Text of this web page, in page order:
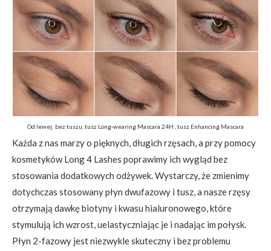
Od lewej: bez tuszu, tusz Long-wearing Mascara 24H , tusz Enhancing Mascara
Każda z nas marzy o pięknych, długich rzęsach, a przy pomocy
kosmetyków Long 4 Lashes poprawimy ich wygląd bez
stosowania dodatkowych odżywek. Wystarczy, że zmienimy
dotychczas stosowany płyn dwufazowy i tusz, a nasze rzęsy
otrzymają dawkę biotyny i kwasu hialuronowego, które
stymulują ich wzrost, uelastyczniając je i nadając im połysk.
Płyn 2-fazowy jest niezwykle skuteczny i bez problemu